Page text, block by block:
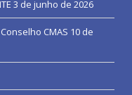
3 de junho de 2026
CMAS 10 de